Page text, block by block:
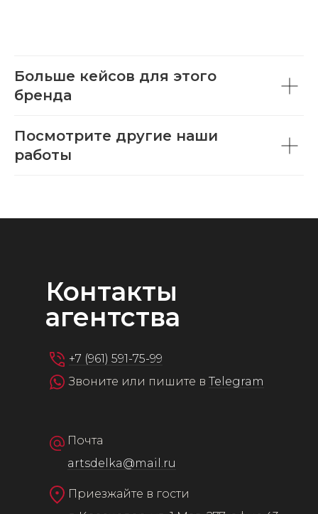
Больше кейсов для этого
бренда
Посмотрите другие наши
работы
Контакты
агентства
+7 (961) 591-75-99
Звоните или пишите в Telegram
Почта
artsdelka@mail.ru
Приезжайте в гости